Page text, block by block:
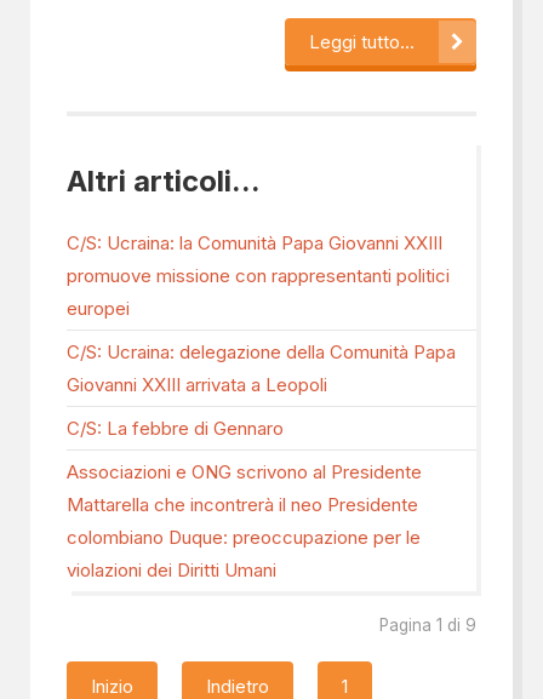
Leggi tutto...
Altri articoli...
C/S: Ucraina: la Comunità Papa Giovanni XXIII
promuove missione con rappresentanti politici
europei
C/S: Ucraina: delegazione della Comunità Papa
Giovanni XXIII arrivata a Leopoli
C/S: La febbre di Gennaro
Associazioni e ONG scrivono al Presidente
Mattarella che incontrerà il neo Presidente
colombiano Duque: preoccupazione per le
violazioni dei Diritti Umani
Pagina 1 di 9
Inizio Indietro 1